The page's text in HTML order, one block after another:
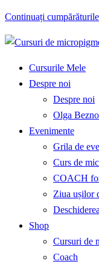
Continuați cumpărăturile
Cursurile Mele
Despre noi
Despre noi
Olga
Evenimente
Grila de
Curs de
COACH
Ziua ușilor
Shop
Cursuri de
Coach